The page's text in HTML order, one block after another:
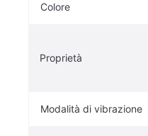
Colore
Proprietà
Modalità di vibrazione